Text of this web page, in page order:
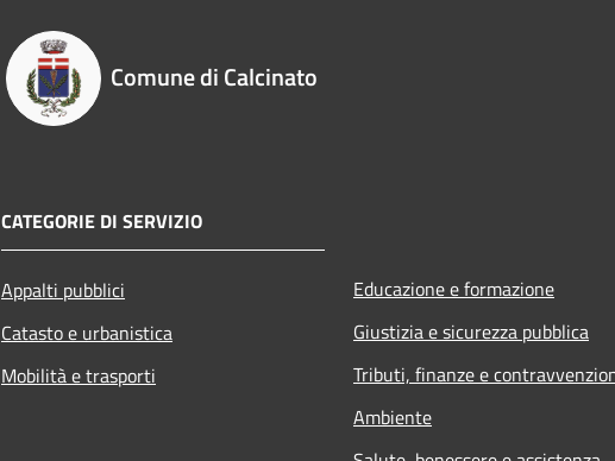
Comune di Calcinato
CATEGORIE DI SERVIZIO
Appalti pubblici
Catasto e urbanistica
Mobilità e trasporti
Educazione e formazione
Giustizia e sicurezza pubblica
Tributi, finanze e
Ambiente